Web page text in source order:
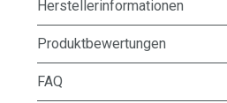
Herstellerinformationen
Produktbewertungen
FAQ